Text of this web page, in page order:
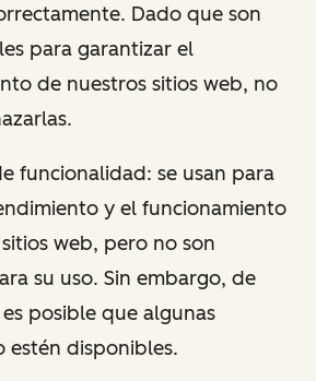
Dado que son
para garantizar el
de nuestros sitios web, no
funcionalidad: se usan para
y el funcionamiento
web, pero no son
su uso. Sin embargo, de
posible que algunas
estén disponibles.